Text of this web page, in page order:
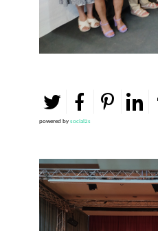
powered by social2s